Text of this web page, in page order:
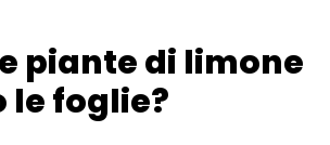
piante di limone
le foglie?